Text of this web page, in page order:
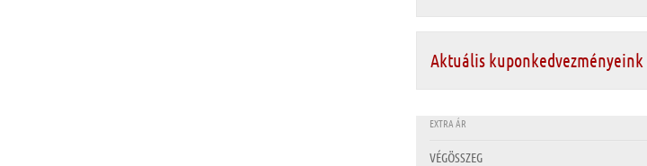
Aktuális kuponkedvezményeink
EXTRA ÁR
VÉGÖSSZEG